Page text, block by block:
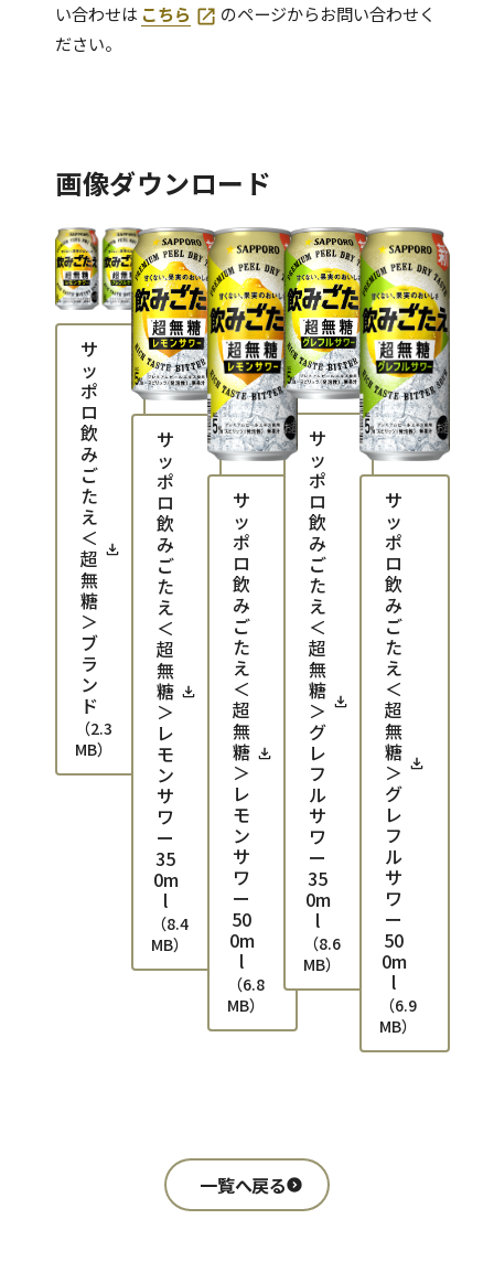
い合わせは こちら
のページからお問い合わせく
ださい。
画像ダウンロード
サ
ッ
ポ
ロ
飲
み
ご
た
え
＜
超
無
糖
＞
ブ
ラ
ン
ド
（2.3
MB）
サ
ッ
ポ
ロ
飲
み
ご
た
え
＜
超
無
糖
＞
レ
モ
ン
サ
ワ
ー
35
0m
l
（8.4
MB）
サ
ッ
ポ
ロ
飲
み
ご
た
え
＜
超
無
糖
＞
レ
モ
ン
サ
ワ
ー
50
0m
l
（6.8
MB）
サ
ッ
ポ
ロ
飲
み
ご
た
え
＜
超
無
糖
＞
グ
レ
フ
ル
サ
ワ
ー
35
0m
l
（8.6
MB）
サ
ッ
ポ
ロ
飲
み
ご
た
え
＜
超
無
糖
＞
グ
レ
フ
ル
サ
ワ
ー
50
0m
l
（6.9
MB）
一覧へ戻る